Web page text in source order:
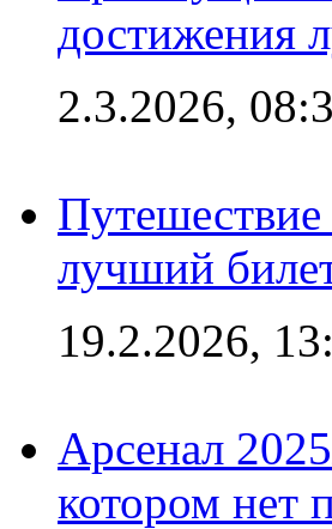
достижения
2.3.2026,
лучший
19.2.2026,
Арсенал
котором нет